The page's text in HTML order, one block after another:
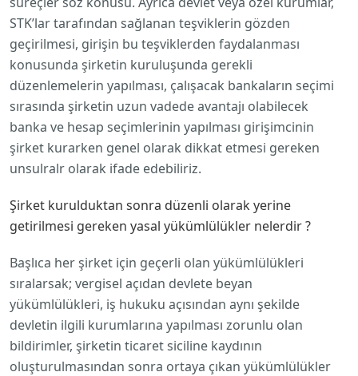
STK’lar tarafından sağlanan teşviklerin gözden
geçirilmesi, girişin bu teşviklerden faydalanması
konusunda şirketin kuruluşunda gerekli
düzenlemelerin yapılması, çalışacak bankaların seçimi
sırasında şirketin uzun vadede avantajı olabilecek
banka ve hesap seçimlerinin yapılması girişimcinin
şirket kurarken genel olarak dikkat etmesi gereken
unsulralr olarak ifade edebiliriz.
Şirket kurulduktan sonra düzenli olarak yerine
getirilmesi gereken yasal yükümlülükler nelerdir ?
Başlıca her şirket için geçerli olan yükümlülükleri
sıralarsak; vergisel açıdan devlete beyan
yükümlülükleri, iş hukuku açısından aynı şekilde
devletin ilgili kurumlarına yapılması zorunlu olan
bildirimler, şirketin ticaret siciline kaydının
oluşturulmasından sonra ortaya çıkan yükümlülükler